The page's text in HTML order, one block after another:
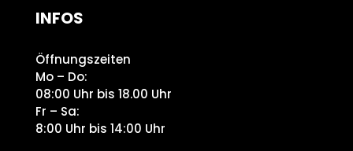
INFOS
Öffnungszeiten
Mo – Do:
08:00 Uhr bis 18.00 Uhr
Fr – Sa:
8:00 Uhr bis 14:00 Uhr